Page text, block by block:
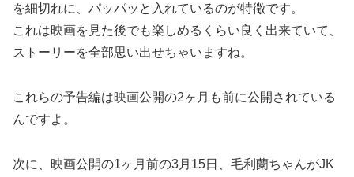
を細切れに、パッパッと入れているのが特徴です。
これは映画を見た後でも楽しめるくらい良く出来ていて、
ストーリーを全部思い出せちゃいますね。
これらの予告編は映画公開の2ヶ月も前に公開されている
んですよ。
次に、映画公開の1ヶ月前の3月15日、毛利蘭ちゃんがJK